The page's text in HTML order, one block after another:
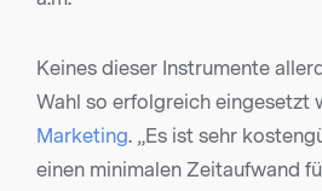
Keines dieser Instrumente
Wahl so erfolgreich eingesetzt
Marketing. „Es ist sehr
einen minimalen Zeitaufwand